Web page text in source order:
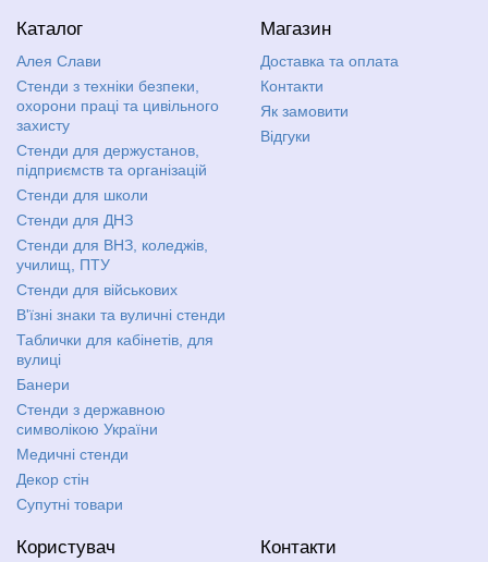
Каталог
Алея Слави
Стенди з техніки безпеки,
охорони праці та цивільного
захисту
Стенди для держустанов,
підприємств та організацій
Стенди для школи
Стенди для ДНЗ
Стенди для ВНЗ, коледжів,
училищ, ПТУ
Стенди для військових
В'їзні знаки та вуличні стенди
Таблички для кабінетів, для
вулиці
Банери
Стенди з державною
символікою України
Медичні стенди
Декор стін
Супутні товари
Магазин
Доставка та оплата
Контакти
Як замовити
Відгуки
Користувач Контакти